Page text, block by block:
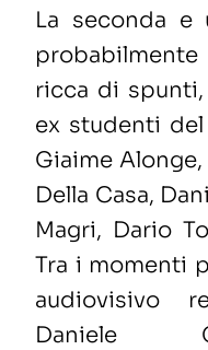
La seconda e
ricca di
ex studenti
Giaime
Della Casa,
Magri, Dario
Tra i momenti
audiovisivo
Daniele